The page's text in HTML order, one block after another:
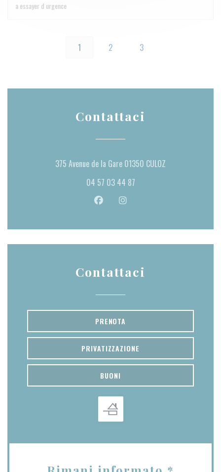
a essayer d urgence
1 2 3
Contattaci
375 Avenue de la Gare 01350 CULOZ
04 57 03 44 87
Facebook ((apre una nuova finestra))
Instagram ((apre una nuova
Contattaci
PRENOTA
PRIVATIZZAZIONE
BUONI